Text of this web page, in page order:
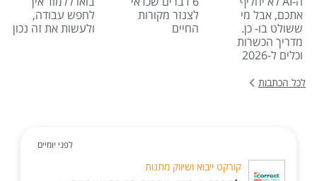
אתכם, אבל מי
ששולט בו- כן.
מדריך הכשרות
וכלים ל-2026
לצנזר מקורות
החיים
לחפש עבודה,
ולעשות את זה נכון
לכל הכתבות
לפני יומיים
קורקט ייבוא ושיווק מתנות